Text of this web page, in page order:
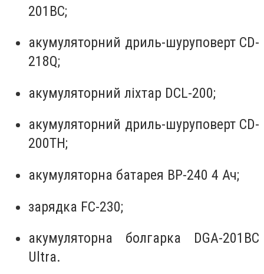
201BC;
акумуляторний дриль-шуруповерт CD-
218Q;
акумуляторний ліхтар DCL-200;
акумуляторний дриль-шуруповерт CD-
200TH;
акумуляторна батарея BP-240 4 Ач;
зарядка FC-230;
акумуляторна болгарка DGA-201BC
Ultra.